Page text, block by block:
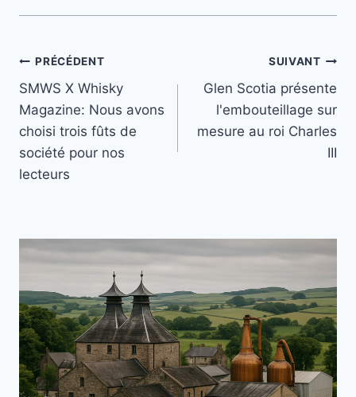
Navigation
de
l’article
PRÉCÉDENT
SMWS X Whisky
Magazine: Nous avons
choisi trois fûts de
société pour nos
lecteurs
SUIVANT
Glen Scotia présente
l'embouteillage sur
mesure au roi Charles
III